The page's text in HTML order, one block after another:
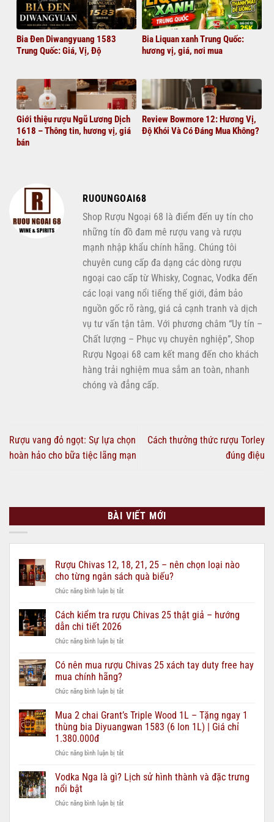
Bia Đen Diwangyuang 1583
Trung Quốc: Giá, Vị, Độ
Bia Liquan xanh Trung Quốc:
hương vị, giá, nơi mua
Giới thiệu rượu Ngũ Lương Dịch
1618 – Thông tin, hương vị, giá
bán
Review Bowmore 12: Hương Vị,
Độ Khói Và Có Đáng Mua Không?
RUOUNGOAI68
Shop Rượu Ngoại 68 là điểm đến uy tín cho
những tín đồ đam mê rượu vang và rượu
mạnh nhập khẩu chính hãng. Chúng tôi
chuyên cung cấp đa dạng các dòng rượu
ngoại cao cấp từ Whisky, Cognac, Vodka đến
các loại vang nổi tiếng thế giới, đảm bảo
nguồn gốc rõ ràng, giá cả cạnh tranh và dịch
vụ tư vấn tận tâm. Với phương châm “Uy tín –
Chất lượng – Phục vụ chuyên nghiệp”, Shop
Rượu Ngoại 68 cam kết mang đến cho khách
hàng trải nghiệm mua sắm an toàn, nhanh
chóng và đẳng cấp.
Rượu vang đỏ ngọt: Sự lựa chọn
hoàn hảo cho bữa tiệc lãng mạn
Cách thưởng thức rượu Torley
đúng điệu
BÀI VIẾT MỚI
Rượu Chivas 12, 18, 21, 25 – nên chọn loại nào
cho từng ngân sách quà biếu?
Chức năng bình luận bị tắtở
Chivas
12,
21,
–
loại
cho
từng
quà
Cách kiểm tra rượu Chivas 25 thật giả – hướng
dẫn chi tiết 2026
Chức năng bình luận bị tắtở
kiểm
Chivas
thật
giả
–
dẫn
tiết
Có nên mua rượu Chivas 25 xách tay duty free hay
mua chính hãng?
Chức năng bình luận bị tắtở
nên
rượu
25
tay
duty
hay
Mua 2 chai Grant’s Triple Wood 1L – Tặng ngay 1
thùng bia Diyuangwan 1583 (6 lon 1L) | Giá chỉ
1.380.000đ
Chức năng bình luận bị tắtở
2
chai
Triple
Vodka Nga là gì? Lịch sử hình thành và đặc trưng
nổi bật
Chức năng bình luận bị tắtở